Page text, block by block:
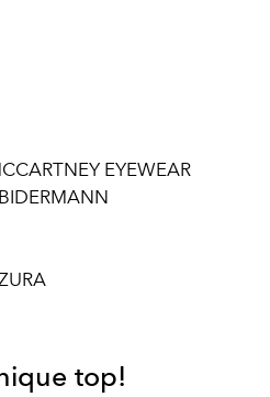
EYEWEAR
top!